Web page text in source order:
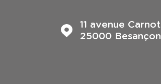
11 avenue Carnot
25000
Besançon